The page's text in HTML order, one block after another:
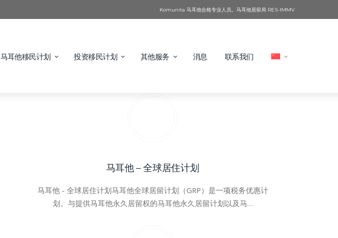
Komunita 马耳他合格专业人员。马耳他居留局 RES-IMMV
马耳他移民计划 投资移民计划 其他服务 消息 联系我们
马耳他 – 全球居住计划
马耳他 - 全球居住计划马耳他全球居留计划（GRP）是一项税务优惠计
划。与提供马耳他永久居留权的马耳他永久居留计划以及马…